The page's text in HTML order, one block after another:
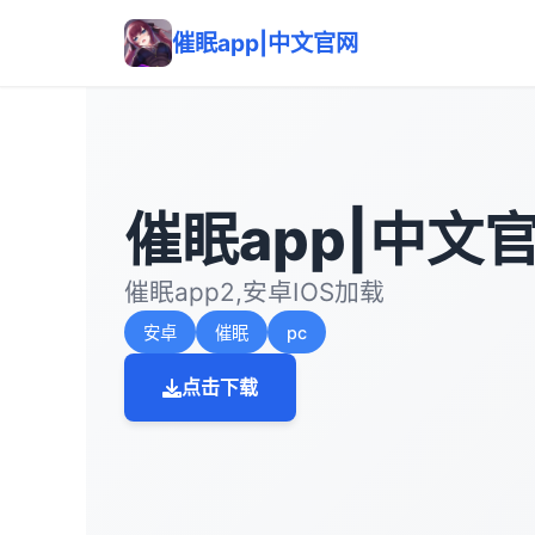
催眠app|中文官网
催眠app|中文
催眠app2,安卓IOS加载
安卓 催眠 pc
点击下载